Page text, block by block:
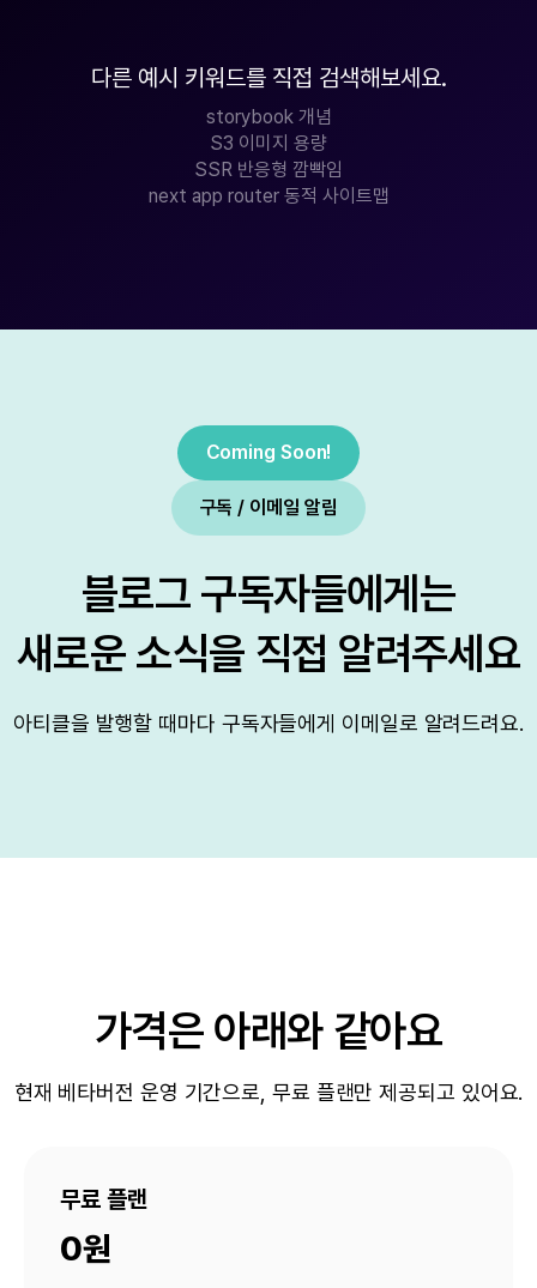
다른 예시 키워드를 직접 검색해보세요.
storybook 개념
S3 이미지 용량
SSR 반응형 깜빡임
next app router 동적 사이트맵
Coming Soon!
구독 / 이메일 알림
블로그 구독자들에게는
새로운 소식을 직접 알려주세요
아티클을 발행할 때마다 구독자들에게 이메일로 알려드려요.
가격은 아래와 같아요
현재 베타버전 운영 기간으로, 무료 플랜만 제공되고 있어요.
무료 플랜
0원